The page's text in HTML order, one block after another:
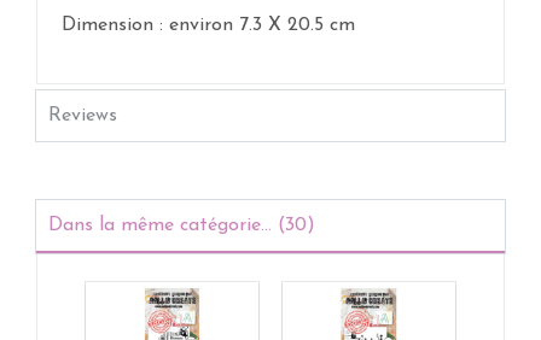
Dimension : environ 7.3 X 20.5 cm
Reviews
Dans la même catégorie... (30)